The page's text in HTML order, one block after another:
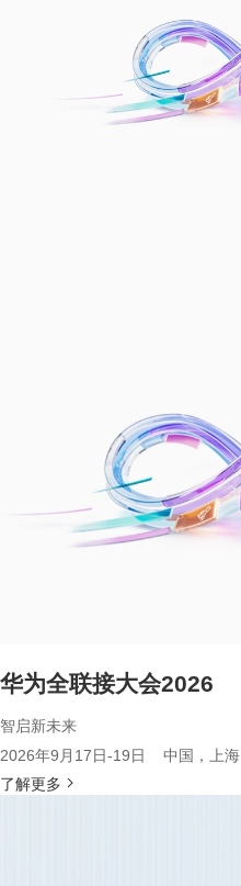
华为全联接大会2026
智启新未来
2026年9月17日-19日 中国，上海
了解更多